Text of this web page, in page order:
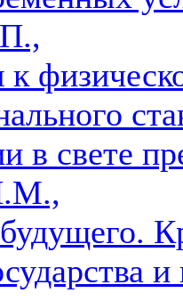
к
в свете